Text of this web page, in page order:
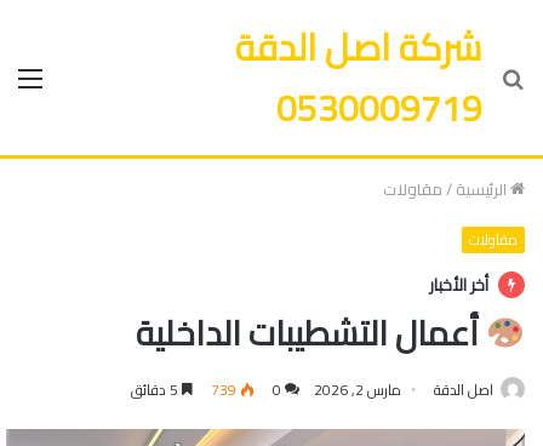
شركة اصل الدقة
0530009719عن
الرئيسية/مقاولات
مقاولات
أخر الأخبار
أعمال التشطيبات الداخلية
اصل الدقة مارس 2, 2026 0
739